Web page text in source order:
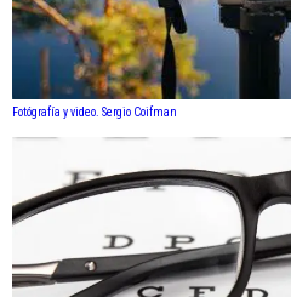
Fotógrafía y video. Sergio Coifman